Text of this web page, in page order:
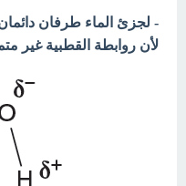
- لجزئ الماء طرفان
لأن روابطة القطبية غير